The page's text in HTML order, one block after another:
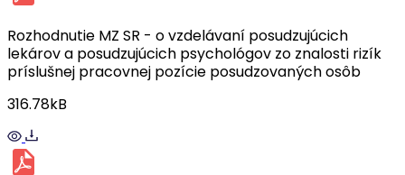
Rozhodnutie MZ SR - o vzdelávaní posudzujúcich
lekárov a posudzujúcich psychológov zo znalosti rizík
príslušnej pracovnej pozície posudzovaných osôb
316.78kB